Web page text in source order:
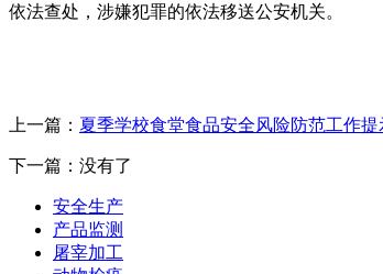
依法查处，涉嫌犯罪的依法移送公安机关。
上一篇： 夏季学校食堂食品安全风险防范工作提
下一篇：没有了
安全生产
产品监测
屠宰加工